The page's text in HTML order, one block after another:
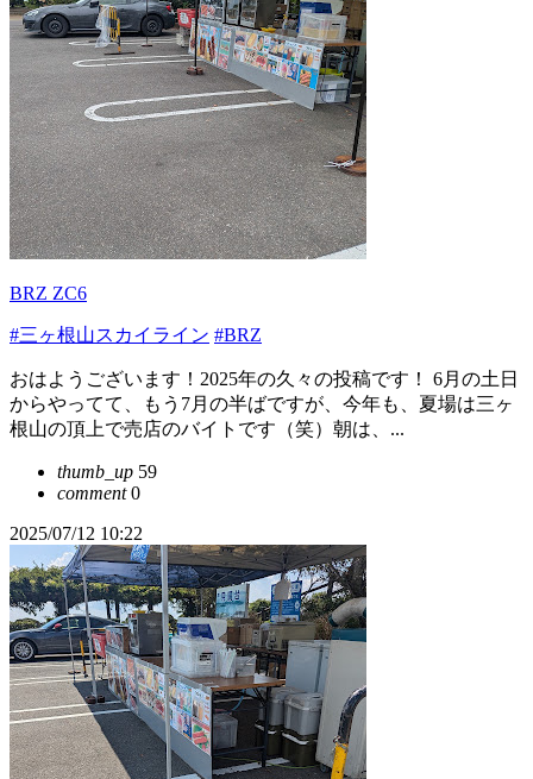
BRZ ZC6
#三ヶ根山スカイライン #BRZ
おはようございます！2025年の久々の投稿です！ 6月の土日
からやってて、もう7月の半ばですが、今年も、夏場は三ヶ
根山の頂上で売店のバイトです（笑）朝は、...
thumb_up 59
comment0
2025/07/12 10:22